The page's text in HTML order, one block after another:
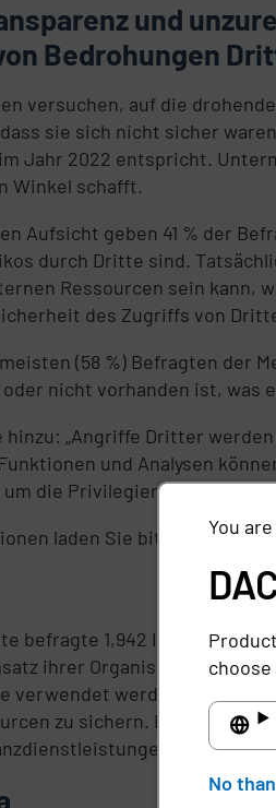
und
Bedrohungen
versuchen, auf die
sie sich nicht sicher
Jahr 2022 entspricht.
Winkel schafft.
Aufsicht geben 41 % der
durch Dritte sind.
Ressourcen sein kann,
des Zugriffs von
(58 %) Befragten der
nicht vorhanden ist, was
hinzu: „Angriffe Dritter
und Analysen
die Privilegien von
laden Sie bitte den
befragte 1,942 IT- und IT-
ihrer Organisationen zur
verwendet werden, um den
zu sichern. Die in
You
No